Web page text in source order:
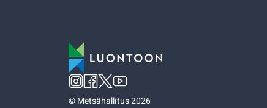
©Metsähallitus 2026